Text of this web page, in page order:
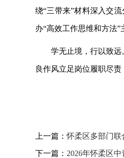
绕“三带来”材料深入交
办“高效工作思维和方法
学无止境，行以致
良作风立足岗位履职尽
上一篇：怀柔区多部门联
下一篇： 2026年怀柔区